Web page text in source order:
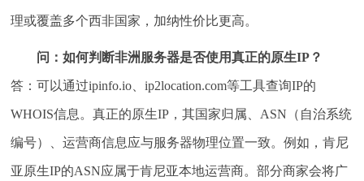
理或覆盖多个西非国家，加纳性价比更高。
问：如何判断非洲服务器是否使用真正的原生IP？
答：可以通过ipinfo.io、ip2location.com等工具查询IP的
WHOIS信息。真正的原生IP，其国家归属、ASN（自治系统
编号）、运营商信息应与服务器物理位置一致。例如，肯尼
亚原生IP的ASN应属于肯尼亚本地运营商。部分商家会将广